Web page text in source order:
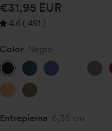
€31,95 EUR
4.6 ( 491 )
Color Negro
Entrepierna 6,35 cm